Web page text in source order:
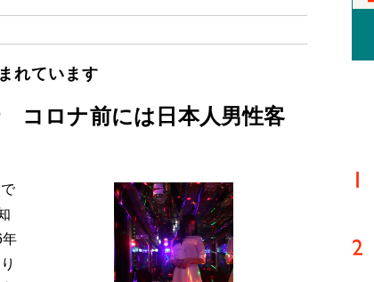
れています
コロナ前には日本人男性客